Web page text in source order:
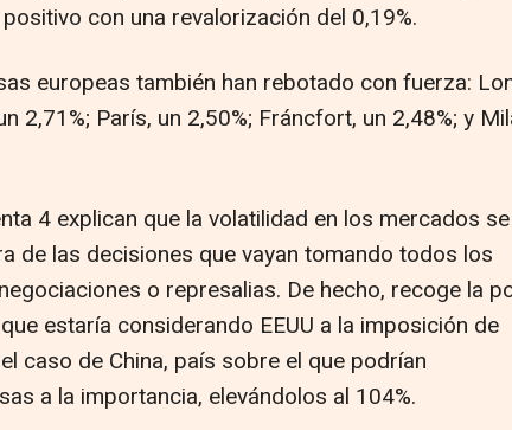
con una revalorización del 0,19%.
europeas también han rebotado con fuerza:
2,71%; París, un 2,50%; Fráncfort, un 2,48%; y
4 explican que la volatilidad en los mercados
de las decisiones que vayan tomando todos los
o represalias. De hecho, recoge la
estaría considerando EEUU a la imposición de
caso de China, país sobre el que podrían
a la importancia, elevándolos al 104%.